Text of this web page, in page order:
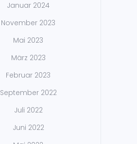
Januar 2024
November 2023
Mai 2023
März 2023
Februar 2023
September 2022
Juli 2022
Juni 2022